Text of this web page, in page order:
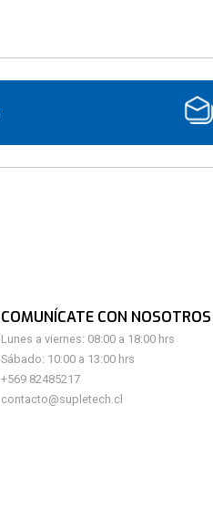
COMUNÍCATE CON NOSOTROS
Lunes a viernes: 08:00 a 18:00 hrs
Sábado: 10:00 a 13:00 hrs
+569 82485217
contacto@supletech.cl